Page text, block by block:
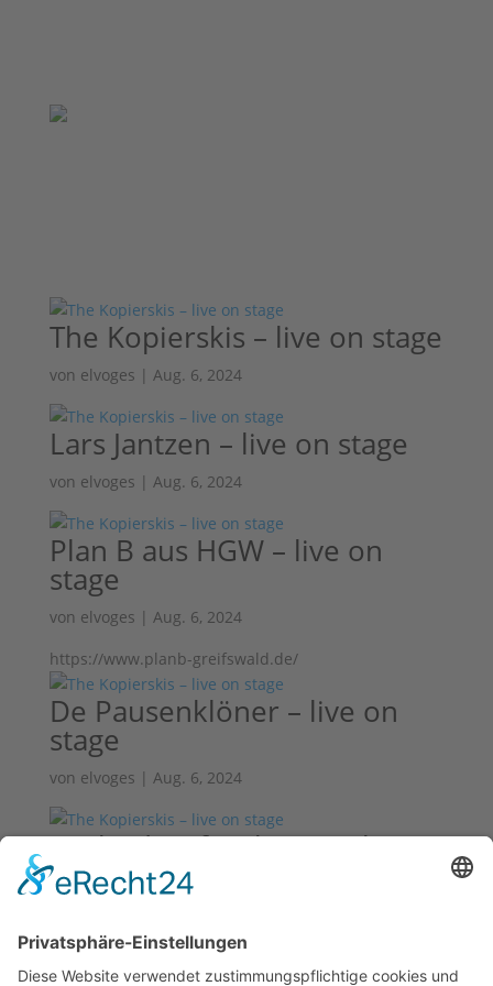
The Kopierskis – live on stage
von elvoges | Aug. 6, 2024
Lars Jantzen – live on stage
von elvoges | Aug. 6, 2024
Plan B aus HGW – live on
stage
von elvoges | Aug. 6, 2024
https://www.planb-greifswald.de/
De Pausenklöner – live on
stage
von elvoges | Aug. 6, 2024
Beckside Of Richness – live
on stage
https://g.co/kgs/MLTRCa6
« Ältere Einträge